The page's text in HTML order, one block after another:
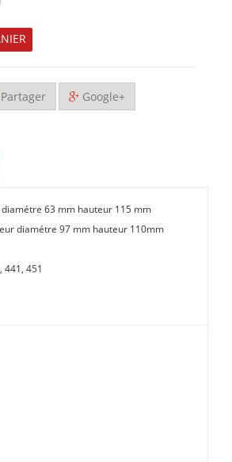
Partager Google+
63 mm hauteur 115 mm
diamétre 97 mm hauteur 110mm
441, 451